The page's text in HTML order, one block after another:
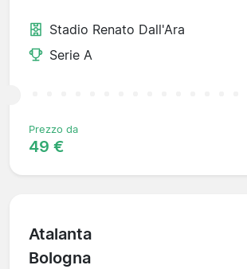
Stadio Renato Dall'Ara
Serie A
Prezzo da
49 €
Atalanta
Bologna